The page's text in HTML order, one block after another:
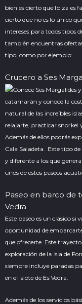
bien es cierto que Ibiza es
cierto que no es lo único
intereses para todos tipos
también encuentras
tipo, como por ejemplo:
Crucero a Ses
catamarán y conoce la
natural de las increíbles
relajarte, practicar snorkel
Además de ellos podrás
Cala Saladeta. Este tipo
y diferente a los que
unos de estos paseos
Paseo en barco de
Vedra
Este paseo es un clásico
oportunidad de
que ofrecerte. Este
exploración de la isla de
siempre incluye paradas
en el islote de Es Vedra.
Además de los servicios